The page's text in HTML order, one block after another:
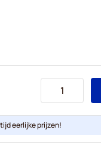
eerlijke prijzen!